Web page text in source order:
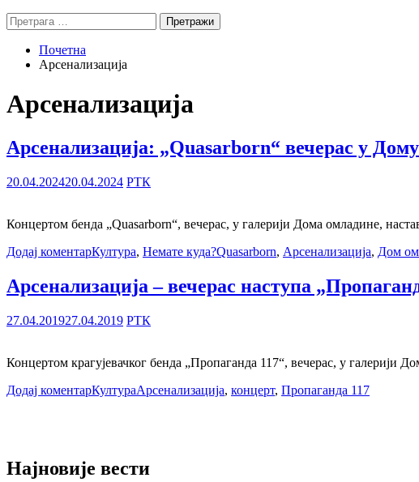
Претрага
за:
Почетна
Арсенализација
Арсенализација
Арсенализација: „Quasarborn“ вечерас у
20.04.202420.04.2024 РТК
Концертом бенда „Quasarborn“, вечерас, у галерији Дома омладине,
Додај коментарКултура, Немате куда?Quasarborn, Арсенализација, Дом
Арсенализација – вечерас наступа
27.04.201927.04.2019 РТК
Концертом крагујевачког бенда „Пропаганда 117“, вечерас, у галерији
Додај коментарКултураАрсенализација, концерт, Пропаганда 117
Најновије вести